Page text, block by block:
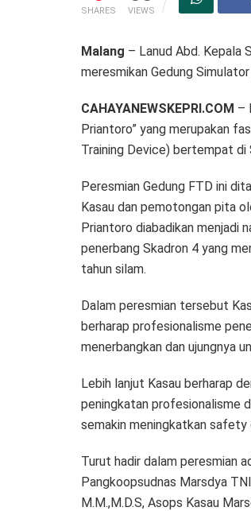
SHARES VIEWS
Malang – Lanud Abd. Kepala
meresmikan Gedung
CAHAYANEWSKEPRI.COM –
Priantoro” yang merupakan
Training Device) bertempat di
Peresmian Gedung FTD ini
Kasau dan pemotongan pita
Priantoro diabadikan menjadi
penerbang Skadron 4 yang
tahun silam.
Dalam peresmian tersebut
berharap profesionalisme
menerbangkan dan ujungnya
Lebih lanjut Kasau berharap
peningkatan profesionalisme
semakin meningkatkan safety
Turut hadir dalam peresmian
Pangkoopsudnas Marsdya
M.M.,M.D.S, Asops Kasau